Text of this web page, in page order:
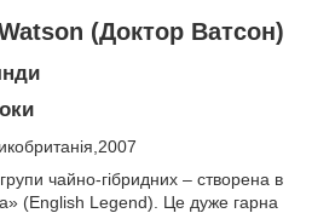
(Доктор Ватсон)
чайно-гібридних – створена в
(English Legend). Це дуже гарна